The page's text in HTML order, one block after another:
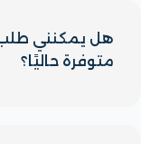
هل يمكنني طلب
متوفرة حاليًا؟